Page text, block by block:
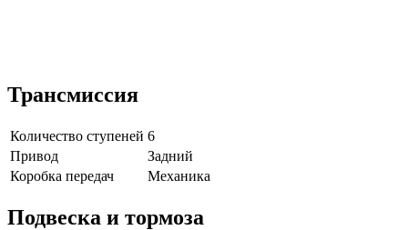
Трансмиссия
Количество ступеней 6
Привод
Задний
Коробка передач
Механика
Подвеска и тормоза